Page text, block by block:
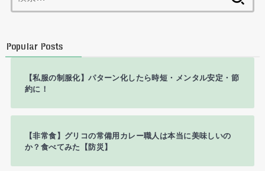
索:
Popular Posts
【私服の制服化】パターン化したら時短・メンタル安定・節
約に！
【非常食】グリコの常備用カレー職人は本当に美味しいの
か？食べてみた【防災】